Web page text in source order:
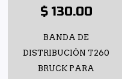
$ 130.00
BANDA DE
DISTRIBUCIÓN T260
BRUCK PARA